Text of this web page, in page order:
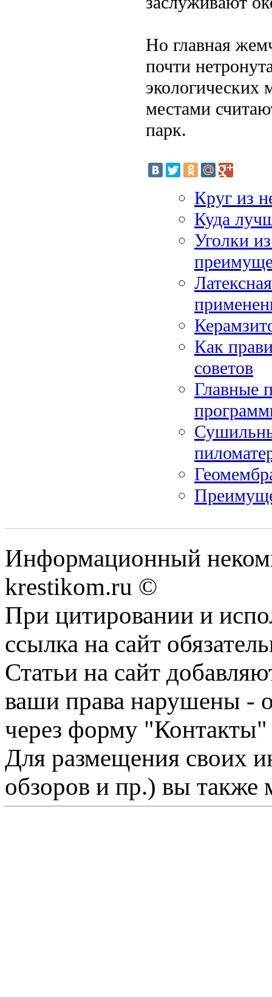
Но главная
почти
местами
парк.
Круг из
Куда
Уголки
Как
советов
Главные
Информационный
krestikom.ru ©
При цитировании и
ссылка на сайт
Статьи на сайт
ваши права нарушены -
через форму "Контакты"
Для размещения своих
обзоров и пр.) вы также